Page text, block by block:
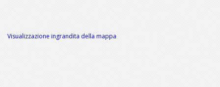
Visualizzazione ingrandita della mappa